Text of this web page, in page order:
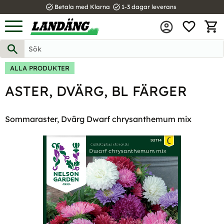
Meny
task_alt Betala med Klarna task_alt 1-3 dagar leverans
ALLA PRODUKTER
ASTER, DVÄRG, BL FÄRGER
Sommaraster, Dvärg Dwarf chrysanthemum mix